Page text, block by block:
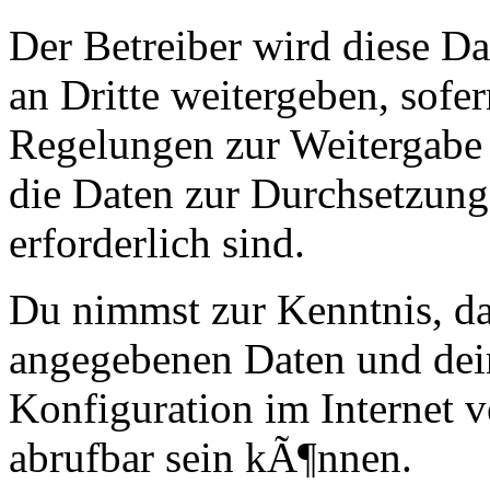
Der Betreiber wird diese
an Dritte weitergeben,
Regelungen zur
die Daten zur
erforderlich sind.
Du nimmst zur Kenntnis,
angegebenen Daten und
Konfiguration im Internet
abrufbar sein kÃ¶nnen.